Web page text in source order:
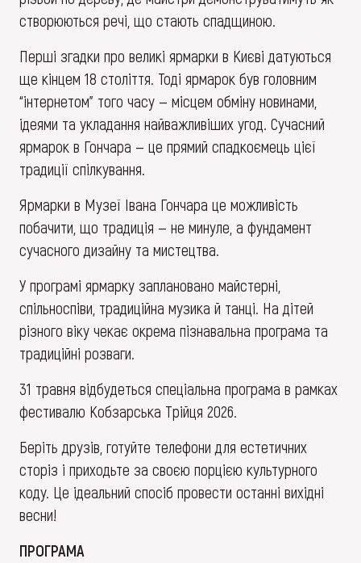
створюються речі, що стають спадщиною.
Перші згадки про великі ярмарки в Києві датуються
ще кінцем 18 століття. Тоді ярмарок був головним
“інтернетом” того часу — місцем обміну новинами,
ідеями та укладання найважливіших угод. Сучасний
ярмарок в Гончара — це прямий спадкоємець цієї
традиції спілкування.
Ярмарки в Музеї Івана Гончара це можливість
побачити, що традиція — не минуле, а фундамент
сучасного дизайну та мистецтва.
У програмі ярмарку заплановано майстерні,
спільноспіви, традиційна музика й танці. На дітей
різного віку чекає окрема пізнавальна програма та
традиційні розваги.
31 травня відбудеться спеціальна програма в рамках
фестивалю Кобзарська Трійця 2026.
Беріть друзів, готуйте телефони для естетичних
сторіз і приходьте за своєю порцією культурного
коду. Це ідеальний спосіб провести останні вихідні
весни!
ПРОГРАМА